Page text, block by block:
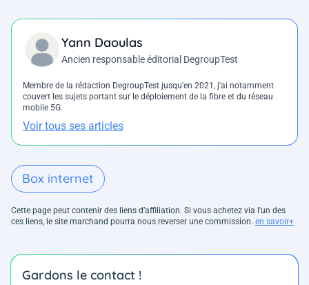
Yann Daoulas
Ancien responsable éditorial DegroupTest
Membre de la rédaction DegroupTest jusqu'en 2021, j'ai notamment
couvert les sujets portant sur le déploiement de la fibre et du réseau
mobile 5G.
Voir tous ses articles
Box internet
Cette page peut contenir des liens d’affiliation. Si vous achetez via l'un des
ces liens, le site marchand pourra nous reverser une commission. en savoir+
Gardons le contact !